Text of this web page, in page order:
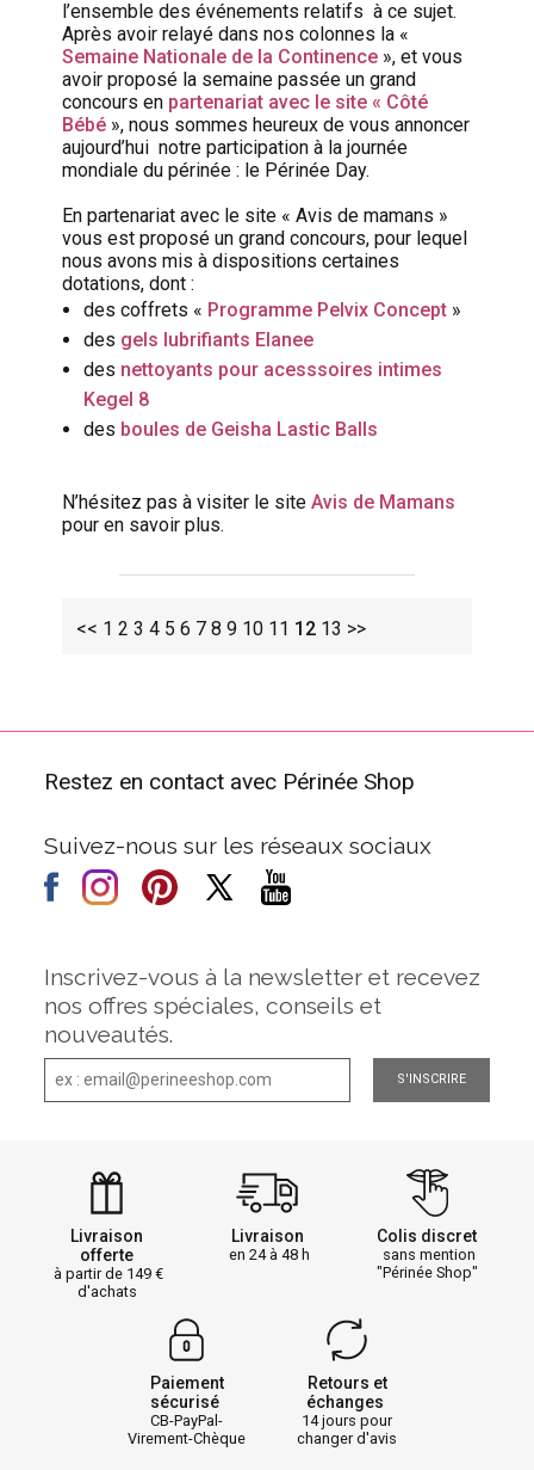
l’ensemble des événements relatifs à ce sujet.
Après avoir relayé dans nos colonnes la «
Semaine Nationale de la Continence », et vous
avoir proposé la semaine passée un grand
concours en partenariat avec le site « Côté
Bébé », nous sommes heureux de vous annoncer
aujourd’hui notre participation à la journée
mondiale du périnée : le Périnée Day.
En partenariat avec le site « Avis de mamans »
vous est proposé un grand concours, pour lequel
nous avons mis à dispositions certaines
dotations, dont :
des coffrets « Programme Pelvix Concept »
des gels lubrifiants Elanee
des nettoyants pour acesssoires intimes
Kegel 8
des boules de Geisha Lastic Balls
N’hésitez pas à visiter le siteAvis de Mamans
pour en savoir plus.
<< 1 2 3 4 5 6 7 8 9 10 11 12 13 >>
Restez en contact avec Périnée Shop
Suivez-nous sur les réseaux sociaux
Inscrivez-vous à la newsletter et recevez
nos offres spéciales, conseils et
nouveautés.
S'INSCRIRE
Livraison
offerte
à partir de 149
d'achats
Livraison
en 24 à 48 h
Colis discret
sans mention
"Périnée Shop"
Paiement
sécurisé
CB-PayPal-
Virement-Chèque
Retours et
échanges
14 jours pour
changer d'avis